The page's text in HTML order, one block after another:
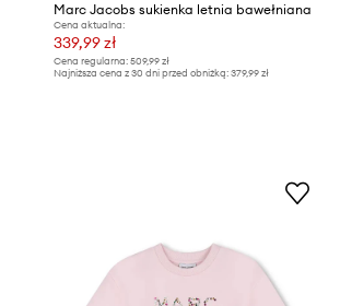
Marc Jacobs sukienka letnia bawełniana
Cena aktualna:
339,99 zł
Cena regularna: 509,99 zł
Najniższa cena z 30 dni przed obniżką: 379,99 zł